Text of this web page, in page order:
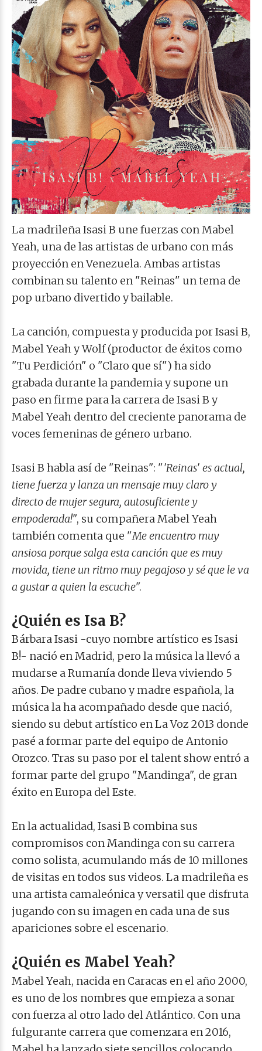
La madrileña Isasi B une fuerzas con Mabel
Yeah, una de las artistas de urbano con más
proyección en Venezuela. Ambas artistas
combinan su talento en "Reinas" un tema de
pop urbano divertido y bailable.
La canción, compuesta y producida por Isasi B,
Mabel Yeah y Wolf (productor de éxitos como
"Tu Perdición" o "Claro que sí") ha sido
grabada durante la pandemia y supone un
paso en firme para la carrera de Isasi B y
Mabel Yeah dentro del creciente panorama de
voces femeninas de género urbano.
Isasi B habla así de "Reinas": "'Reinas' es actual,
tiene fuerza y lanza un mensaje muy claro y
directo de mujer segura, autosuficiente y
empoderada!", su compañera Mabel Yeah
también comenta que "Me encuentro muy
ansiosa porque salga esta canción que es muy
movida, tiene un ritmo muy pegajoso y sé que le va
a gustar a quien la escuche".
¿Quién es Isa B?
Bárbara Isasi -cuyo nombre artístico es Isasi
B!- nació en Madrid, pero la música la llevó a
mudarse a Rumanía donde lleva viviendo 5
años. De padre cubano y madre española, la
música la ha acompañado desde que nació,
siendo su debut artístico en La Voz 2013 donde
pasé a formar parte del equipo de Antonio
Orozco. Tras su paso por el talent show entró a
formar parte del grupo "Mandinga", de gran
éxito en Europa del Este.
En la actualidad, Isasi B combina sus
compromisos con Mandinga con su carrera
como solista, acumulando más de 10 millones
de visitas en todos sus videos. La madrileña es
una artista camaleónica y versatil que disfruta
jugando con su imagen en cada una de sus
apariciones sobre el escenario.
¿Quién es Mabel Yeah?
Mabel Yeah, nacida en Caracas en el año 2000,
es uno de los nombres que empieza a sonar
con fuerza al otro lado del Atlántico. Con una
fulgurante carrera que comenzara en 2016,